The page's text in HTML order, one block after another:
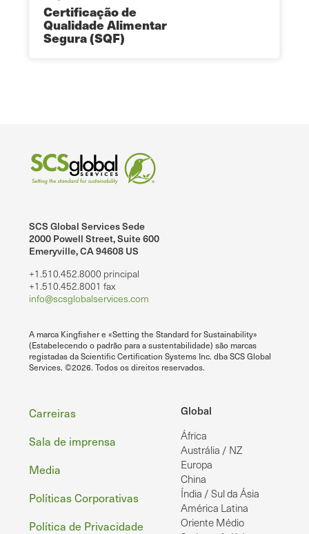
Certificação de
Qualidade Alimentar
Segura (SQF)
SCS Global Services Sede
2000 Powell Street, Suite 600
Emeryville, CA 94608 US
+1.510.452.8000 principal
+1.510.452.8001 fax
info@scsglobalservices.com
A marca Kingfisher e «Setting the Standard for Sustainability»
(Estabelecendo o padrão para a sustentabilidade) são marcas
registadas da Scientific Certification Systems Inc. dba SCS Global
Services. ©2026. Todos os direitos reservados.
Global
África
Austrália / NZ
Europa
China
Índia / Sul da Ásia
América Latina
Oriente Médio
Rodapé
Carreiras
Sala de imprensa
Media
Políticas Corporativas
Política de Privacidade